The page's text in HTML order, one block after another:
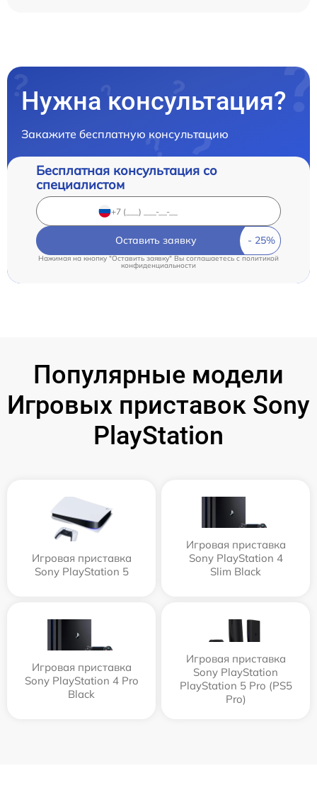
Нужна консультация?
Закажите бесплатную консультацию
Бесплатная консультация со
специалистом
Оставить заявку
Нажимая на кнопку "Оставить заявку" Вы соглашаетесь cполитикой
конфиденциальности
Популярные модели
Игровых приставок Sony
PlayStation
Игровая приставка
Sony PlayStation 5
Игровая приставка
Sony PlayStation 4
Slim Black
Игровая приставка
Sony PlayStation 4 Pro
Black
Игровая приставка
Sony PlayStation
PlayStation 5 Pro (PS5
Pro)